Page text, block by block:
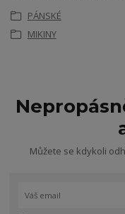
PÁNSKÉ
MIKINY
Můžete se kdykoli